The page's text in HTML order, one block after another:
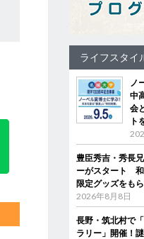
ライフスタイ
ノ
中
会
ト
豊臣秀吉・秀長
ーがスタート 和
限定グッズをも
2026年8月8日
長野・筑北村で
ラリー」開催！